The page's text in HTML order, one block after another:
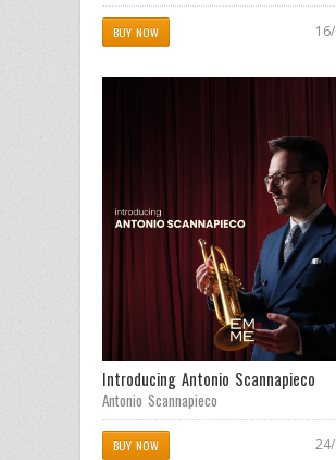
BUY NOW
Introducing Antonio Scannapieco
Antonio Scannapieco
BUY NOW